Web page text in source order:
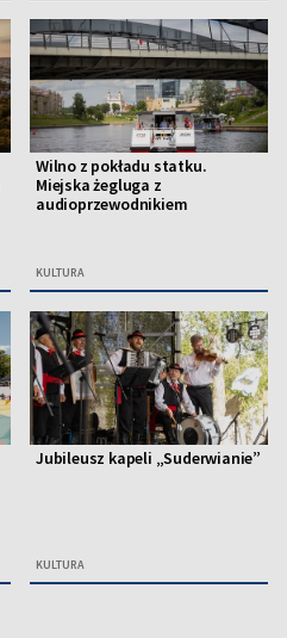
Wilno z pokładu statku.
Miejska żegluga z
audioprzewodnikiem
KULTURA
Jubileusz kapeli „Suderwianie”
KULTURA